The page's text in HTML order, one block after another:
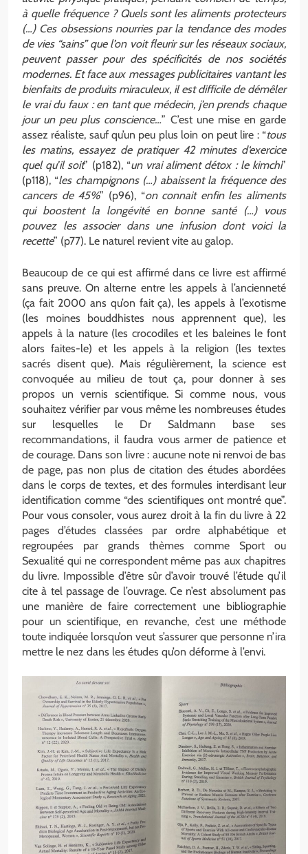
à quelle fréquence ? Quels sont les aliments protecteurs
(…) Ces obsessions nourries par la tendance des modes
de vies “sains” que l’on voit fleurir sur les réseaux sociaux,
peuvent passer pour des spécificités de nos sociétés
modernes. Et face aux messages publicitaires vantant les
bienfaits de produits miraculeux, il est difficile de démêler
le vrai du faux : en tant que médecin, j’en prends chaque
jour un peu plus conscience…” C’est une mise en garde
assez réaliste, sauf qu’un peu plus loin on peut lire : “tous
les matins, essayez de pratiquer 42 minutes d‘exercice
quel qu’il soit” (p182), “un vrai aliment détox : le kimchi”
(p118), “les champignons (…) abaissent la fréquence des
cancers de 45%” (p96), “on connait enfin les aliments
qui boostent la longévité en bonne santé (…) vous
pouvez les associer dans une infusion dont voici la
recette” (p77). Le naturel revient vite au galop.
Beaucoup de ce qui est affirmé dans ce livre est affirmé
sans preuve. On alterne entre les appels à l’ancienneté
(ça fait 2000 ans qu’on fait ça), les appels à l’exotisme
(les moines bouddhistes nous apprennent que), les
appels à la nature (les crocodiles et les baleines le font
alors faites-le) et les appels à la religion (les textes
sacrés disent que). Mais régulièrement, la science est
convoquée au milieu de tout ça, pour donner à ses
propos un vernis scientifique. Si comme nous, vous
souhaitez vérifier par vous même les nombreuses études
sur lesquelles le Dr Saldmann base ses
recommandations, il faudra vous armer de patience et
de courage. Dans son livre : aucune note ni renvoi de bas
de page, pas non plus de citation des études abordées
dans le corps de textes, et des formules interdisant leur
identification comme “des scientifiques ont montré que”.
Pour vous consoler, vous aurez droit à la fin du livre à 22
pages d’études classées par ordre alphabétique et
regroupées par grands thèmes comme Sport ou
Sexualité qui ne correspondent même pas aux chapitres
du livre. Impossible d’être sûr d’avoir trouvé l’étude qu’il
cite à tel passage de l’ouvrage. Ce n’est absolument pas
une manière de faire correctement une bibliographie
pour un scientifique, en revanche, c’est une méthode
toute indiquée lorsqu’on veut s’assurer que personne n’ira
mettre le nez dans les études qu’on déforme à l’envi.